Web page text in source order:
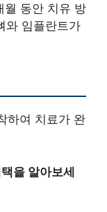
동안 치유 방
와 임플란트가
하여 치료가 완
을 알아보세